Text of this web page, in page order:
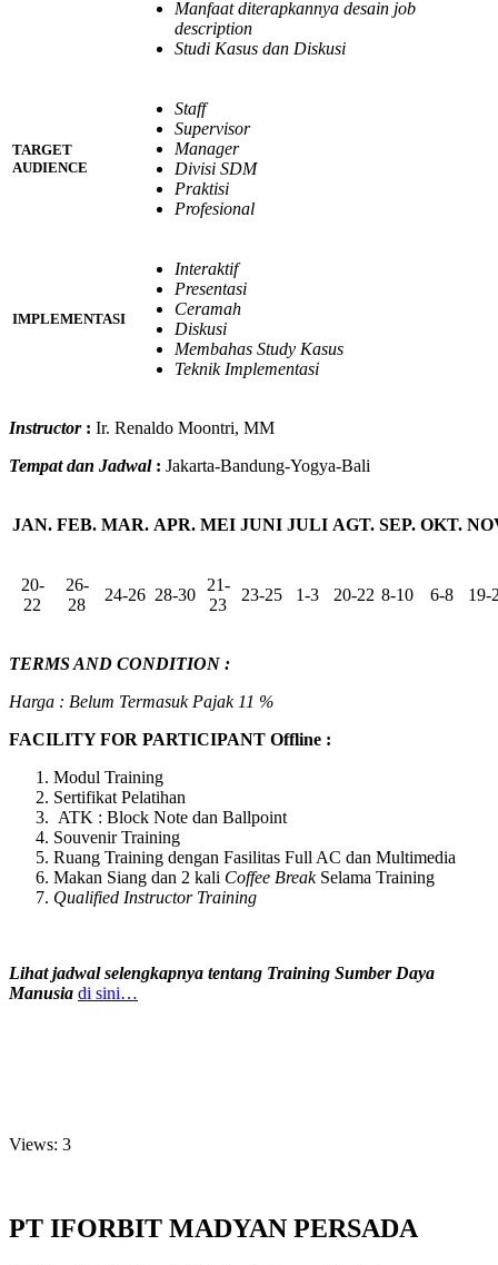
Manfaat diterapkannya desain job
description
Studi Kasus dan Diskusi
TARGET
AUDIENCE
Staff
Supervisor
Manager
Divisi SDM
Praktisi
Profesional
IMPLEMENTASI
Interaktif
Presentasi
Ceramah
Diskusi
Membahas Study Kasus
Teknik Implementasi
Instructor: Ir. Renaldo Moontri, MM
Tempat dan Jadwal: Jakarta-Bandung-Yogya-Bali
JAN. FEB. MAR. APR. MEI JUNI JULI AGT. SEP. OKT.
20-
22
26-
28
24-26 28-30
21-
23
23-25 1-3 20-22 8-10 6-8 19-
TERMS AND CONDITION :
Harga : Belum Termasuk Pajak 11 %
FACILITY FOR PARTICIPANT Offline :
Modul Training
Sertifikat Pelatihan
ATK : Block Note dan Ballpoint
Souvenir Training
Ruang Training dengan Fasilitas Full AC dan Multimedia
Makan Siang dan 2 kali Coffee Break Selama Training
Qualified Instructor Training
Lihat jadwal selengkapnya tentang Training Sumber Daya
Manusia di sini…
Views: 3
PT IFORBIT MADYAN PERSADA